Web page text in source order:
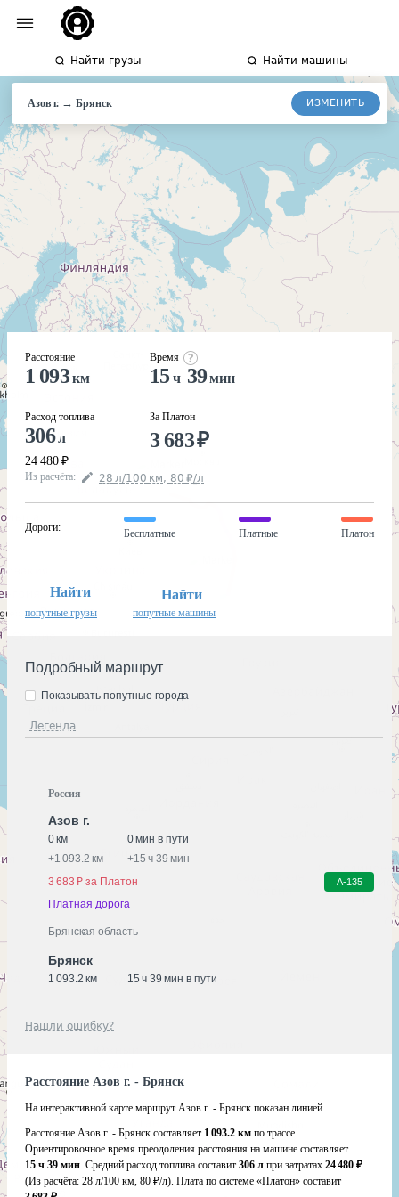
Найти грузы Найти машины
Азов г. →Брянск ИЗМЕНИТЬ
Расстояние
1 093км
Расход топлива
306л
24 480 ₽
Время
15 ч 39мин
За Платон
3 683₽
Из расчёта: 28 л/100 км, 80 ₽/л
Дороги:
Бесплатные Платные Платон
Найти
попутные грузы
Найти
попутные машины
Подробный маршрут
Легенда
Показывать попутные города
Россия
Азов г.
0 км
0 мин в пути
+1 093.2 км +15 ч 39 мин
3 683 ₽ за Платон
А-135
Платная дорога
Брянская область
Брянск
1 093.2 км 15 ч 39 мин в пути
Нашли ошибку?
Расстояние Азов г. - Брянск
На интерактивной карте маршрут Азов г. - Брянск показан линией.
Расстояние Азов г. - Брянск составляет 1 093.2 км по трассе.
Ориентировочное время преодоления расстояния на машине составляет
15 ч 39 мин. Средний расход топлива составит 306 л при затратах 24 480 ₽
(Из расчёта: 28 л/100 км, 80 ₽/л). Плата по системе «Платон» составит